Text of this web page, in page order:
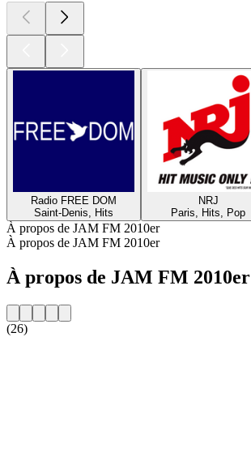
Radio FREE DOM
Saint-Denis, Hits
NRJ
Paris, Hits, Pop
À propos de JAM FM 2010er
À propos de JAM FM 2010er
À propos de JAM FM 2010er
(26)